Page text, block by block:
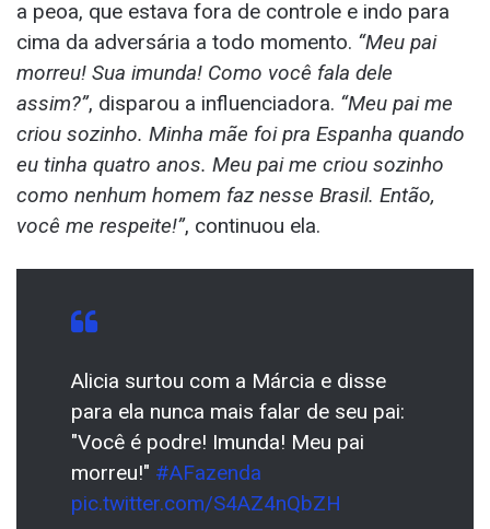
a peoa, que estava fora de controle e indo para
cima da adversária a todo momento. “Meu pai
morreu! Sua imunda! Como você fala dele
assim?”, disparou a influenciadora. “Meu pai me
criou sozinho. Minha mãe foi pra Espanha quando
eu tinha quatro anos. Meu pai me criou sozinho
como nenhum homem faz nesse Brasil. Então,
você me respeite!”, continuou ela.
Alicia surtou com a Márcia e disse
para ela nunca mais falar de seu pai:
"Você é podre! Imunda! Meu pai
morreu!" #AFazenda
pic.twitter.com/S4AZ4nQbZH